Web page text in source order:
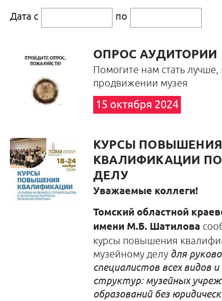
Дата с по
ОПРОС АУДИТОРИИ
Помогите нам стать
продвижении музея
15 октября 2024
КУРСЫ ПОВЫШЕНИЯ
КВАЛИФИКАЦИИ
ДЕЛУ
Уважаемые коллеги!
Томский областной
имени М.Б. Шатилова
курсы повышения
музейному делу для
специалистов всех видов
структур: музейных
образований без